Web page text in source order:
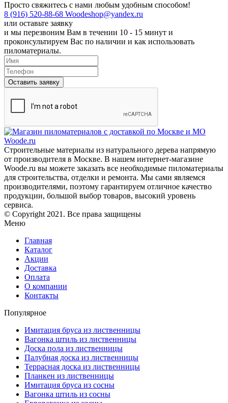
Просто свяжитесь с нами любым удобным способом!
8 (916) 520-88-68 Woodeshop@yandex.ru
или оставьте заявку
и мы перезвоним Вам в течении 10 - 15 минут и
проконсультируем Вас по наличии и как использовать
пиломатериалы.
Оставить заявку
Строительные материалы из натурального дерева напрямую
от производителя в Москве. В нашем интернет-магазине
Woode.ru вы можете заказать все необходимые пиломатериалы
для строительства, отделки и ремонта. Мы сами являемся
производителями, поэтому гарантируем отличное качество
продукции, большой выбор товаров, высокий уровень
сервиса.
© Copyright 2021. Все права защищены
Меню
Главная
Каталог
Акции
Доставка
Оплата
О компании
Контакты
Популярное
Имитация бруса из лиственницы
Вагонка штиль из лиственницы
Доска пола из лиственницы
Палубная доска из лиственницы
Террасная доска из лиственницы
Планкен из лиственницы
Имитация бруса из сосны
Вагонка штиль из сосны